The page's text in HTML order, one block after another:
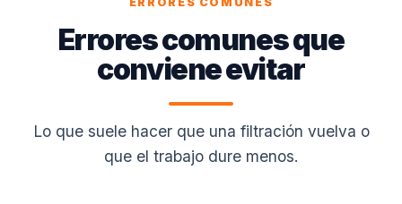
Errores comunes que
conviene evitar
Lo que suele hacer que una filtración vuelva o
que el trabajo dure menos.